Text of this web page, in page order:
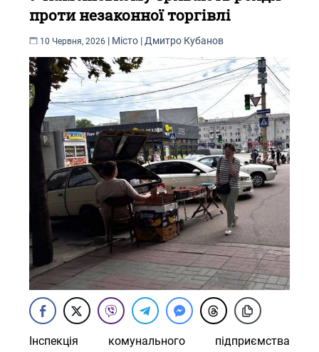
проти незаконної торгівлі
10 Червня, 2026 | Місто | Дмитро Кубанов
Інспекція комунального підприємства